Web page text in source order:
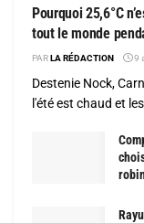
Pourquoi 25,6°C
tout le monde
PARLA RÉDACTION 9
Destenie Nock,
l'été est chaud et